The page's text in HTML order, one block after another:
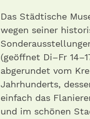
Das Städtische
wegen seiner
(geöffnet Di–Fr
abgerundet vom
Jahrhunderts,
einfach das
und im schönen